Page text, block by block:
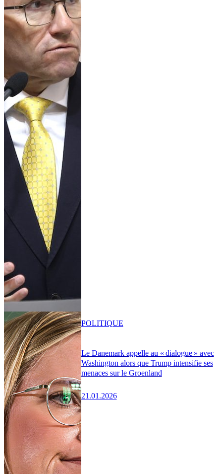
Le Danemark appelle au « dialogue » avec
Washington alors que Trump intensifie ses
menaces sur le Groenland
21.01.2026
POLITIQUE